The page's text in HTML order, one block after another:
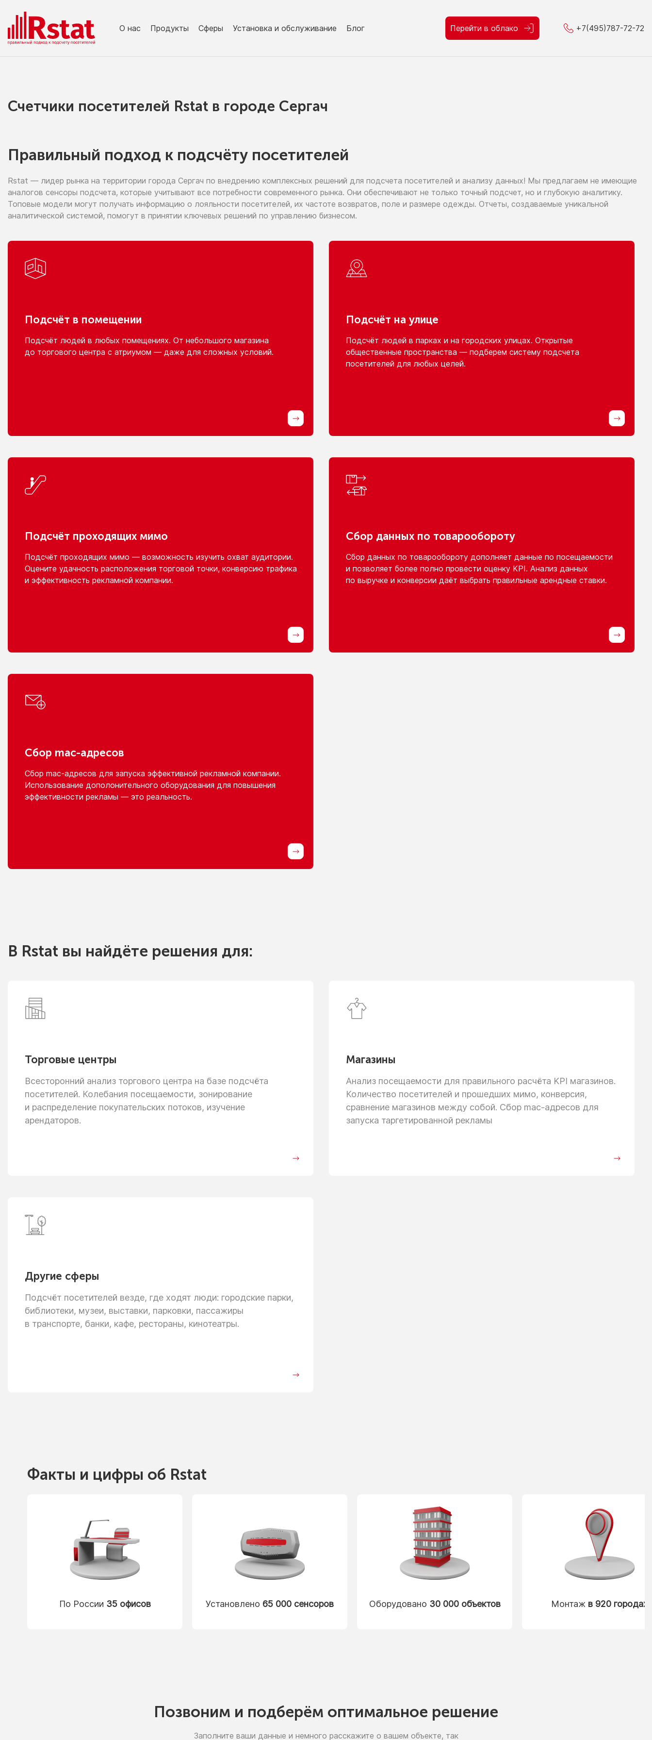
О нас Продукты Сферы Установка и обслуживание Блог Перейти в облако +7(495)787-72-72
Счетчики посетителей Rstat в городe Сергач
Правильный подход к подсчёту посетителей
Rstat — лидер рынка на территории города Сергач по внедрению комплексных решений для подсчета посетителей и анализу данных! Мы предлагаем не имеющие
аналогов сенсоры подсчета, которые учитывают все потребности современного рынка. Они обеспечивают не только точный подсчет, но и глубокую аналитику.
Топовые модели могут получать информацию о лояльности посетителей, их частоте возвратов, поле и размере одежды. Отчеты, создаваемые уникальной
аналитической системой, помогут в принятии ключевых решений по управлению бизнесом.
Подсчёт в помещении
Подсчёт людей в любых помещениях. От небольшого магазина
до торгового центра с атриумом — даже для сложных условий.
Подсчёт на улице
Подсчёт людей в парках и на городских улицах. Открытые
общественные пространства — подберем систему подсчета
посетителей для любых целей.
Подсчёт проходящих мимо
Подсчёт проходящих мимо — возможность изучить охват аудитории.
Оцените удачность расположения торговой точки, конверсию трафика
и эффективность рекламной компании.
Сбор данных по товарообороту
Сбор данных по товарооборотудополняет данные по посещаемости
и позволяет более полно провести оценку KPI. Анализ данных
по выручке и конверсии даёт выбрать правильные арендные ставки.
Сбор mac-адресов
Сбор mac-адресов для запуска эффективной рекламной компании.
Использование дополонительного оборудования для повышения
эффективности рекламы — это реальность.
В Rstat вы найдёте решения для:
Торговые центры
Всесторонний анализ торгового центра на базе подсчёта
посетителей. Колебания посещаемости, зонирование
и распределение покупательских потоков, изучение
арендаторов.
Магазины
Анализ посещаемости для правильного расчёта KPI магазинов.
Количество посетителей и прошедших мимо, конверсия,
сравнение магазинов между собой. Сбор mac-адресов для
запуска таргетированной рекламы
Другие сферы
Подсчёт посетителей везде, где ходят люди: городские парки,
библиотеки, музеи, выставки, парковки, пассажиры
в транспорте, банки, кафе, рестораны, кинотеатры.
Факты и цифры об Rstat
По России 35 офисов Установлено 65 000 сенсоров Оборудовано 30 000 объектов Монтаж в 920 городах
Позвоним и подберём оптимальное решение
Заполните ваши данные и немного расскажите о вашем объекте, так